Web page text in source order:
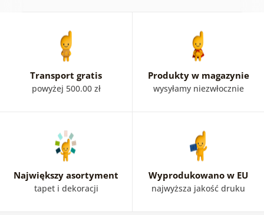
Transport gratis
powyżej 500.00 zł
Produkty w magazynie
wysyłamy niezwłocznie
Największy asortyment
tapet i dekoracji
Wyprodukowano w EU
najwyższa jakość druku